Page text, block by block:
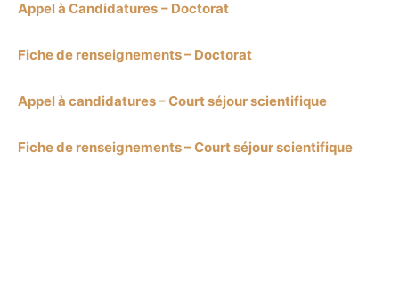
Appel à Candidatures – Doctorat
Fiche de renseignements – Doctorat
Appel à candidatures – Court séjour scientifique
Fiche de renseignements – Court séjour scientifique